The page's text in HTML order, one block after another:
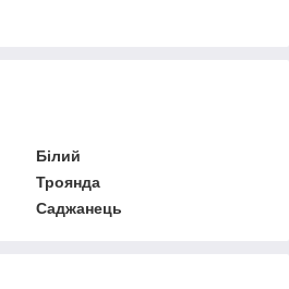
Білий
Троянда
Саджанець